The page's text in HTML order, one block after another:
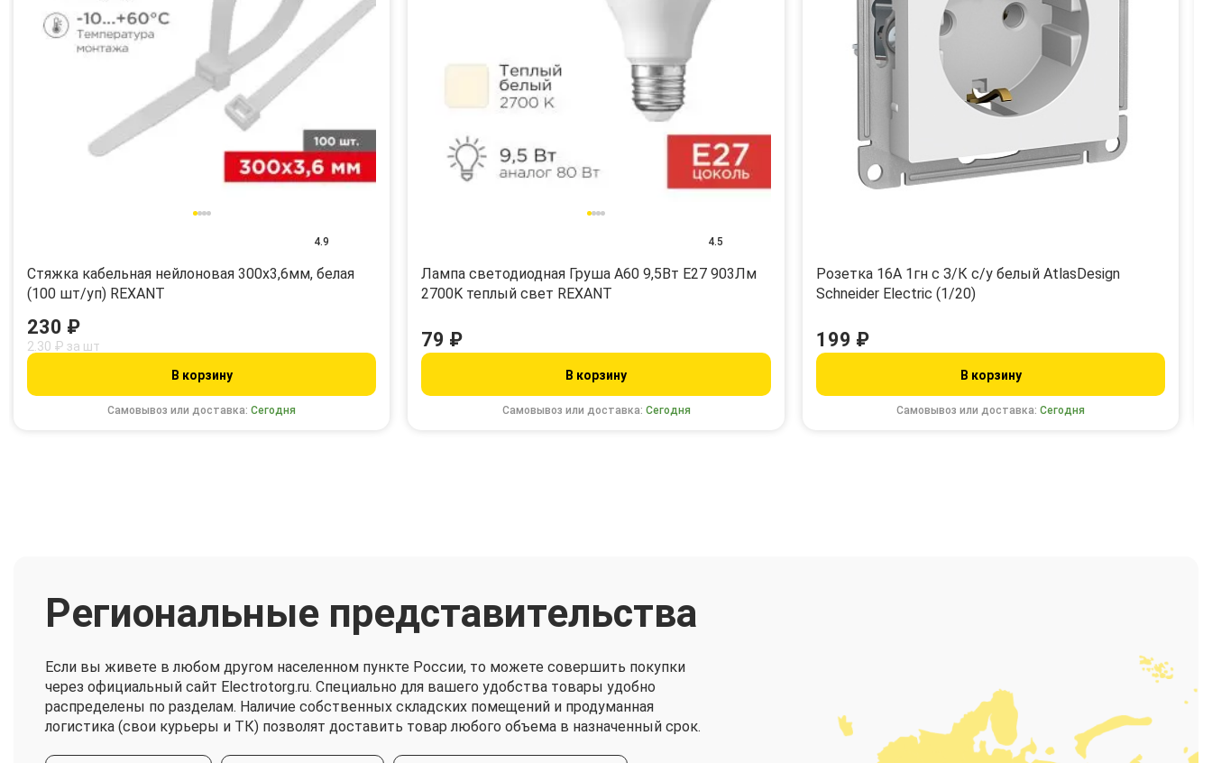
4.9
Стяжка кабельная нейлоновая 300x3,6мм, белая
(100 шт/уп) REXANT
Самовывоз или доставка:Сегодня
230 ₽
2.30 ₽ за шт
В корзину
4.5
Лампа светодиодная Груша A60 9,5Вт E27 903Лм
2700K теплый свет REXANT
Самовывоз или доставка: Сегодня
79 ₽
В корзину
Розетка 16А 1гн с З/К с/у белый AtlasDesign
Schneider Electric (1/20)
Самовывоз или доставка:Сегодня
199 ₽
В корзину
Региональные представительства
Если вы живете в любом другом населенном пункте России, то можете совершить покупки
через официальный сайт Electrotorg.ru. Специально для вашего удобства товары удобно
распределены по разделам. Наличие собственных складских помещений и продуманная
логистика (свои курьеры и ТК) позволят доставить товар любого объема в назначенный срок.